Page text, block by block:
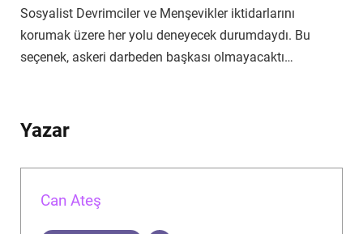
Sosyalist Devrimciler ve Menşevikler iktidarlarını
korumak üzere her yolu deneyecek durumdaydı. Bu
seçenek, askeri darbeden başkası olmayacaktı…
Yazar
Can Ateş